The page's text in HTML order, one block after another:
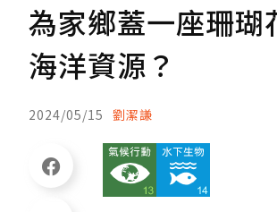
為家鄉蓋一座珊
海洋資源？
2024/05/15 劉潔謙